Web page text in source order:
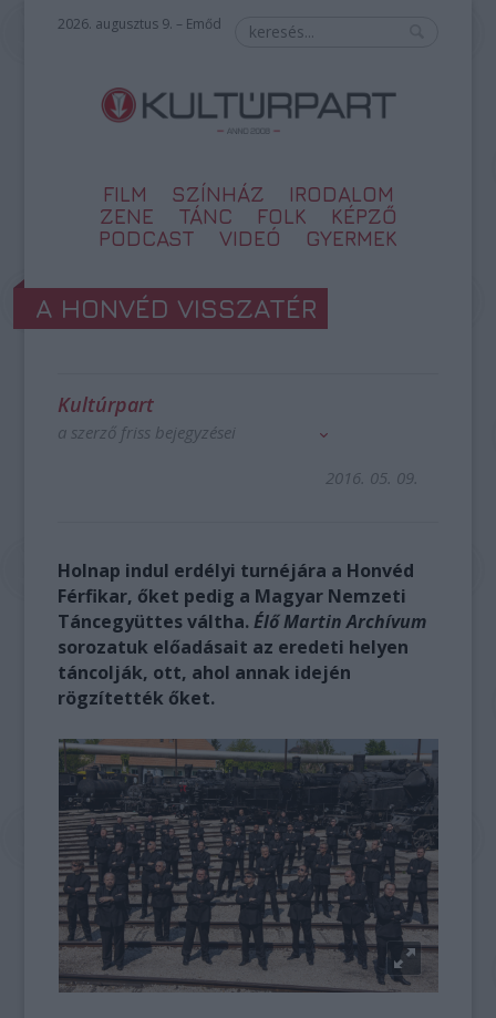
2026. augusztus 9. – Emőd
FILM SZÍNHÁZ
IRODALOM
ZENE
TÁNC FOLK
KÉPZŐ
PODCAST
VIDEÓ GYERMEK
A HONVÉD VISSZATÉR
Kultúrpart
a szerző friss bejegyzései
2016. 05. 09.
Holnap indul erdélyi turnéjára a Honvéd
Férfikar, őket pedig a Magyar Nemzeti
Táncegyüttes váltha.Élő Martin Archívum
sorozatuk előadásait az eredeti helyen
táncolják, ott, ahol annak idején
rögzítették őket.